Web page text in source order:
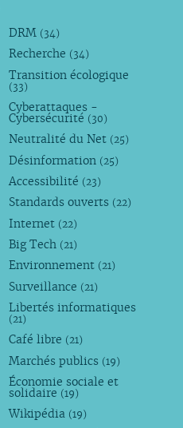
DRM (34)
Recherche (34)
Transition écologique
(33)
Cyberattaques -
Cybersécurité (30)
Neutralité du Net (25)
Désinformation (25)
Accessibilité (23)
Standards ouverts (22)
Internet (22)
Big Tech (21)
Environnement (21)
Surveillance (21)
Libertés informatiques
(21)
Café libre (21)
Marchés publics (19)
Économie sociale et
solidaire (19)
Wikipédia (19)